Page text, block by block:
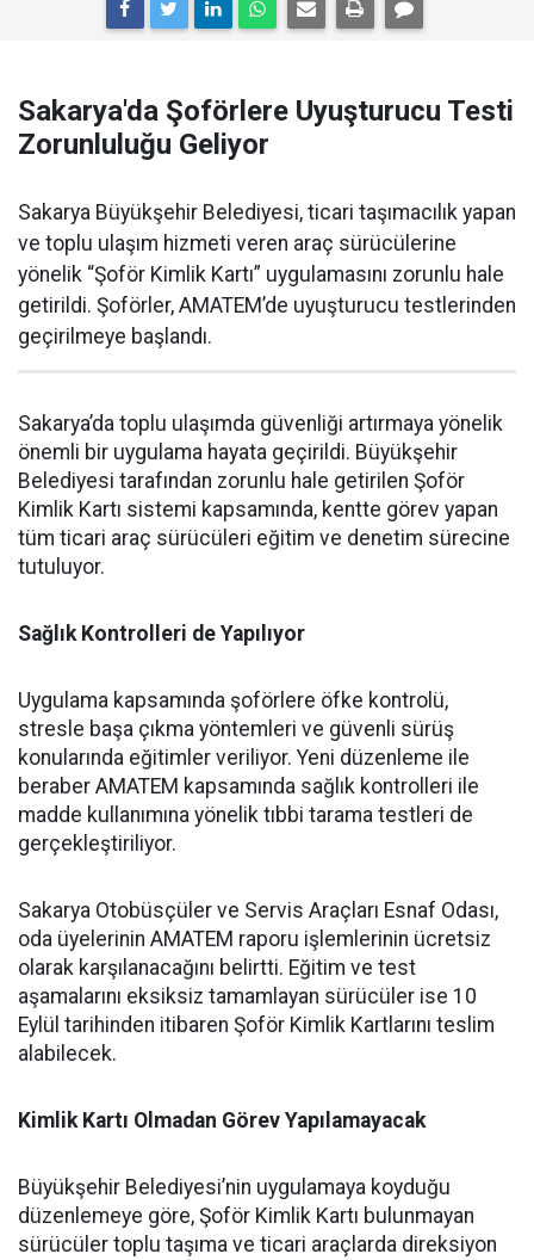
Sakarya'da Şoförlere Uyuşturucu Testi
Zorunluluğu Geliyor
Sakarya Büyükşehir Belediyesi, ticari taşımacılık yapan
ve toplu ulaşım hizmeti veren araç sürücülerine
yönelik “Şoför Kimlik Kartı” uygulamasını zorunlu hale
getirildi. Şoförler, AMATEM’de uyuşturucu testlerinden
geçirilmeye başlandı.
Sakarya’da toplu ulaşımda güvenliği artırmaya yönelik
önemli bir uygulama hayata geçirildi. Büyükşehir
Belediyesi tarafından zorunlu hale getirilen Şoför
Kimlik Kartı sistemi kapsamında, kentte görev yapan
tüm ticari araç sürücüleri eğitim ve denetim sürecine
tutuluyor.
Sağlık Kontrolleri de Yapılıyor
Uygulama kapsamında şoförlere öfke kontrolü,
stresle başa çıkma yöntemleri ve güvenli sürüş
konularında eğitimler veriliyor. Yeni düzenleme ile
beraber AMATEM kapsamında sağlık kontrolleri ile
madde kullanımına yönelik tıbbi tarama testleri de
gerçekleştiriliyor.
Sakarya Otobüsçüler ve Servis Araçları Esnaf Odası,
oda üyelerinin AMATEM raporu işlemlerinin ücretsiz
olarak karşılanacağını belirtti. Eğitim ve test
aşamalarını eksiksiz tamamlayan sürücüler ise 10
Eylül tarihinden itibaren Şoför Kimlik Kartlarını teslim
alabilecek.
Kimlik Kartı Olmadan Görev Yapılamayacak
Büyükşehir Belediyesi’nin uygulamaya koyduğu
düzenlemeye göre, Şoför Kimlik Kartı bulunmayan
sürücüler toplu taşıma ve ticari araçlarda direksiyon